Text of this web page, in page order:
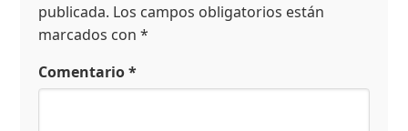
publicada. Los campos obligatorios están
marcados con*
Comentario*